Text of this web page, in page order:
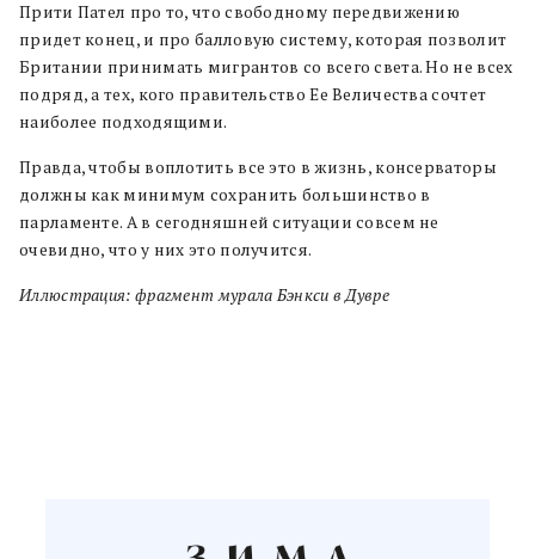
Прити Пател про то, что свободному передвижению
придет конец, и про балловую систему, которая позволит
Британии принимать мигрантов со всего света. Но не всех
подряд, а тех, кого правительство Ее Величества сочтет
наиболее подходящими.
Правда, чтобы воплотить все это в жизнь, консерваторы
должны как минимум сохранить большинство в
парламенте. А в сегодняшней ситуации совсем не
очевидно, что у них это получится.
Иллюстрация: фрагмент мурала Бэнкси в Дувре